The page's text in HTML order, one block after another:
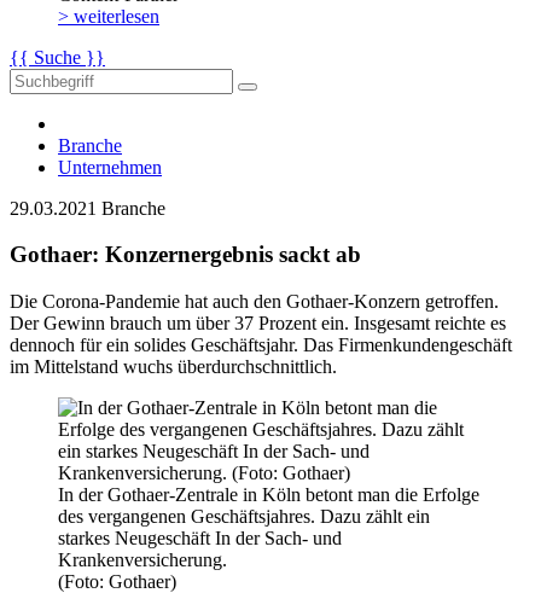
> weiterlesen
{{ Suche }}
Branche
Unternehmen
29.03.2021 Branche
Gothaer: Konzernergebnis sackt ab
Die Corona-Pandemie hat auch den Gothaer-Konzern getroffen.
Der Gewinn brauch um über 37 Prozent ein. Insgesamt reichte es
dennoch für ein solides Geschäftsjahr. Das Firmenkundengeschäft
im Mittelstand wuchs überdurchschnittlich.
In der Gothaer-Zentrale in Köln betont man die Erfolge
des vergangenen Geschäftsjahres. Dazu zählt ein
starkes Neugeschäft In der Sach- und
Krankenversicherung.
(Foto: Gothaer)